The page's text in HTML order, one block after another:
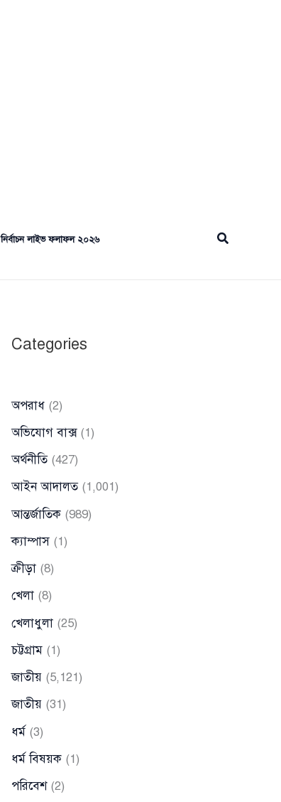
নির্বাচন লাইভ ফলাফল ২০২৬ Search
Categories
অপরাধ (2)
অভিযোগ বাক্স(1)
অর্থনীতি(427)
আইন আদালত(1,001)
আন্তর্জাতিক (989)
ক্যাম্পাস (1)
ক্রীড়া (8)
খেলা (8)
খেলাধুলা (25)
চট্টগ্রাম (1)
জাতীয় (5,121)
জাতীয় (31)
ধর্ম (3)
ধর্ম বিষয়ক (1)
পরিবেশ(2)